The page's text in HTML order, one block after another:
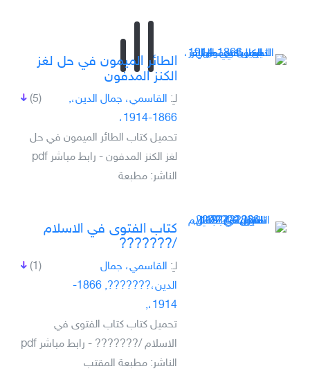
الطائر الميمون في حل لغز
الكنز المدفون
(5) لـِ: القاسمي، جمال الدين،,
1866-1914،
تحميل كتاب الطائر الميمون في حل
لغز الكنز المدفون - رابط مباشر pdf
الناشر: مطبعة
كتاب الفتوى في الاسلام
/???????
(1) لـِ: القاسمي، جمال
الدين،???????, 1866-
1914،,
تحميل كتاب كتاب الفتوى في
الاسلام /??????? - رابط مباشر pdf
الناشر: مطبعة المقتب